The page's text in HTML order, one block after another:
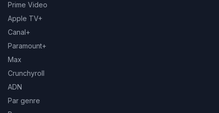
Prime Video
Apple TV+
Canal+
Paramount+
Max
Crunchyroll
ADN
Par genre